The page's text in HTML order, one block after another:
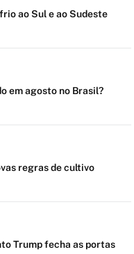
ao Sul e ao Sudeste
em agosto no Brasil?
regras de cultivo
Trump fecha as portas